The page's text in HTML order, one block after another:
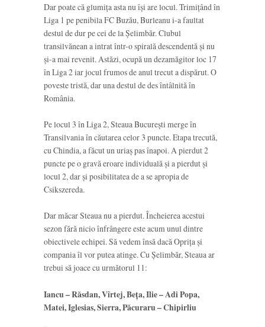
Dar poate că glumița asta nu își are locul. Trimițând în
Liga 1 pe penibila FC Buzău, Burleanu i-a faultat
destul de dur pe cei de la Șelimbăr. Clubul
transilvănean a intrat într-o spirală descendentă și nu
și-a mai revenit. Astăzi, ocupă un dezamăgitor loc 17
în Liga 2 iar jocul frumos de anul trecut a dispărut. O
poveste tristă, dar una destul de des întâlnită în
România.
Pe locul 3 în Liga 2, Steaua București merge în
Transilvania în căutarea celor 3 puncte. Etapa trecută,
cu Chindia, a făcut un uriaș pas înapoi. A pierdut 2
puncte pe o gravă eroare individuală și a pierdut și
locul 2, dar și posibilitatea de a se apropia de
Csikszereda.
Dar măcar Steaua nu a pierdut. Încheierea acestui
sezon fără nicio înfrângere este acum unul dintre
obiectivele echipei. Să vedem însă dacă Oprița și
compania îl vor putea atinge. Cu Șelimbăr, Steaua ar
trebui să joace cu următorul 11:
Iancu – Răsdan, Vîrtej, Beța, Ilie – Adi Popa,
Matei, Iglesias, Sierra, Păcuraru – Chipirliu